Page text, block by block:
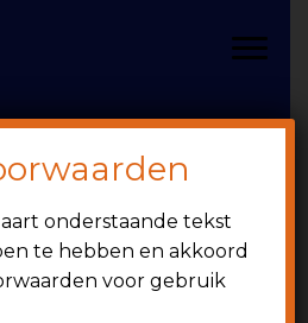
- heden
onderstaande tekst
te hebben en akkoord
voor gebruik